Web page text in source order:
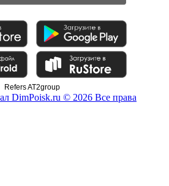
Refers AT2group
DimPoisk.ru © 2026 Все права